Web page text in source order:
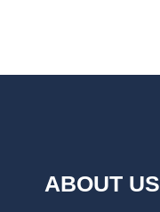
ABOUT US